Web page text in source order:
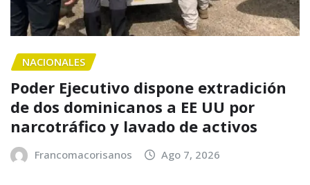
NACIONALES
Poder Ejecutivo dispone extradición
de dos dominicanos a EE UU por
narcotráfico y lavado de activos
Francomacorisanos Ago 7, 2026